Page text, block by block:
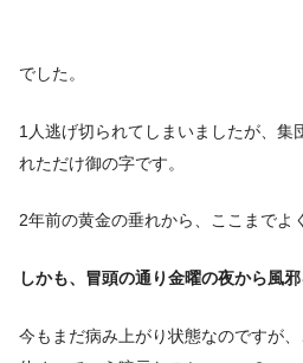
でした。
1人逃げ切られてしまいましたが、集
れただけ御の字です。
2年前の黄金の垂れから、ここまでよ
しかも、冒頭の通り金曜の夜から風
今もまだ病み上がり状態なのですが